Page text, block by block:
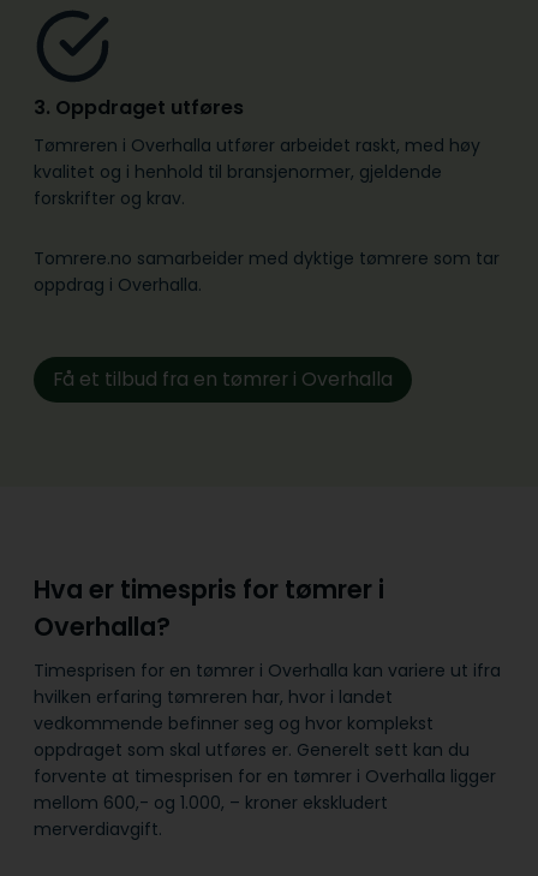
3. Oppdraget utføres
Tømreren i Overhalla utfører arbeidet raskt, med høy
kvalitet og i henhold til bransje­normer, gjeldende
forskrifter og krav.
Tomrere.no samarbeider med dyktige tømrere som tar
oppdrag i Overhalla.
Få et tilbud fra en tømrer i Overhalla
Hva er timespris for tømrer i
Overhalla?
Timesprisen for en tømrer i Overhalla kan variere ut ifra
hvilken erfaring tømreren har, hvor i landet
vedkommende befinner seg og hvor komplekst
oppdraget som skal utføres er. Generelt sett kan du
forvente at timesprisen for en tømrer i Overhalla ligger
mellom 600,- og 1.000, – kroner ekskludert
merverdiavgift.